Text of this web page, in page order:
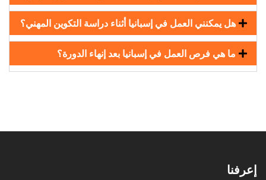
هل يمكنني العمل في إسبانيا أثناء دراسة التكوين المهني؟
ما هي فرص العمل في إسبانيا بعد إنهاء الدورة؟
إعرفنا